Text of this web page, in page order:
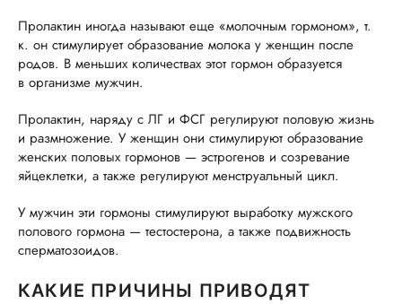
Пролактин иногда называют еще «молочным гормоном», т.
к. он стимулирует образование молока у женщин после
родов. В меньших количествах этот гормон образуется
в организме мужчин.
Пролактин, наряду с ЛГ и ФСГ регулируют половую жизнь
и размножение. У женщин они стимулируют образование
женских половых гормонов — эстрогенов и созревание
яйцеклетки, а также регулируют менструальный цикл.
У мужчин эти гормоны стимулируют выработку мужского
полового гормона — тестостерона, а также подвижность
сперматозоидов.
КАКИЕ ПРИЧИНЫ ПРИВОДЯТ